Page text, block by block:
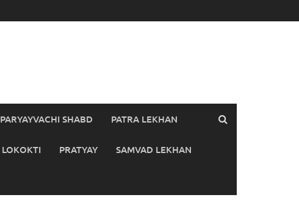
PARYAYVACHI SHABD PATRA LEKHAN
LOKOKTI PRATYAY SAMVAD LEKHAN